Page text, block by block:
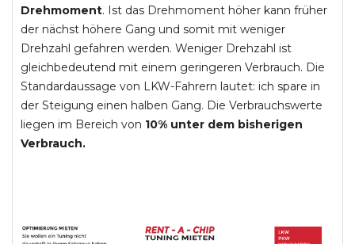
Drehmoment. Ist das Drehmoment höher kann früher
der nächst höhere Gang und somit mit weniger
Drehzahl gefahren werden. Weniger Drehzahl ist
gleichbedeutend mit einem geringeren Verbrauch. Die
Standardaussage von LKW-Fahrern lautet: ich spare in
der Steigung einen halben Gang. Die Verbrauchswerte
liegen im Bereich von 10% unter dem bisherigen
Verbrauch.